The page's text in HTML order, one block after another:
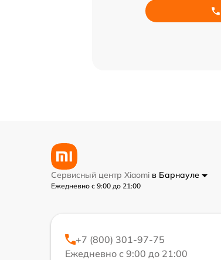
Сервисный центр Xiaomi в Барнауле
Ежедневно с 9:00 до 21:00
+7 (800) 301-97-75
Ежедневно с 9:00 до 21:00